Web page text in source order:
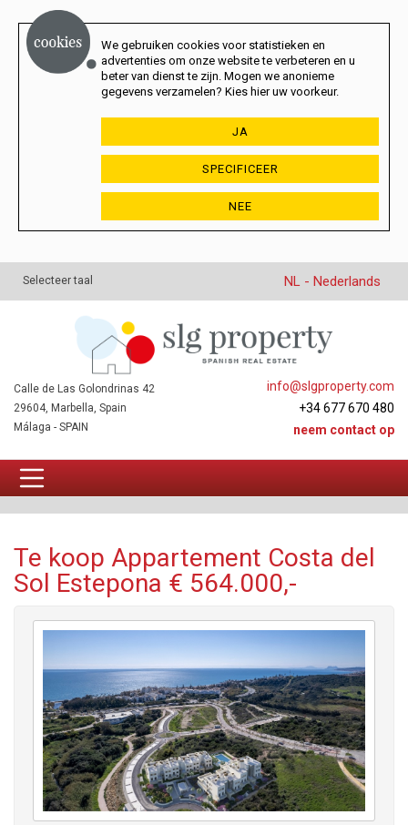
We gebruiken cookies voor statistieken en
advertenties om onze website te verbeteren en u
beter van dienst te zijn. Mogen we anonieme
gegevens verzamelen? Kies hier uw voorkeur.
JA
SPECIFICEER
NEE
Selecteer taal NL - Nederlands
info@slgproperty.com
+34 677 670 480
neem contact op
Calle de Las Golondrinas 42
29604, Marbella, Spain
Málaga - SPAIN
Te koop Appartement Costa del
Sol Estepona € 564.000,-